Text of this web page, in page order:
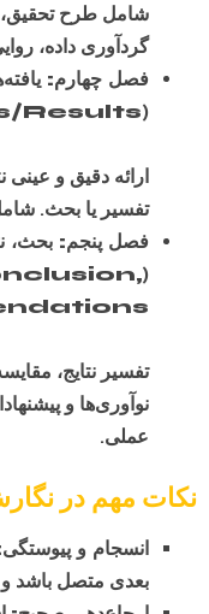
شامل طرح تحقیق،
گردآوری داده،
فصل چهارم:
(Findings/Results)
ارائه دقیق و عینی
تفسیر یا بحث.
فصل پنجم: بحث،
تفسیر نتایج،
نوآوری‌ها و
عملی.
نکات مهم در
انسجام و
بعدی متصل باشد و